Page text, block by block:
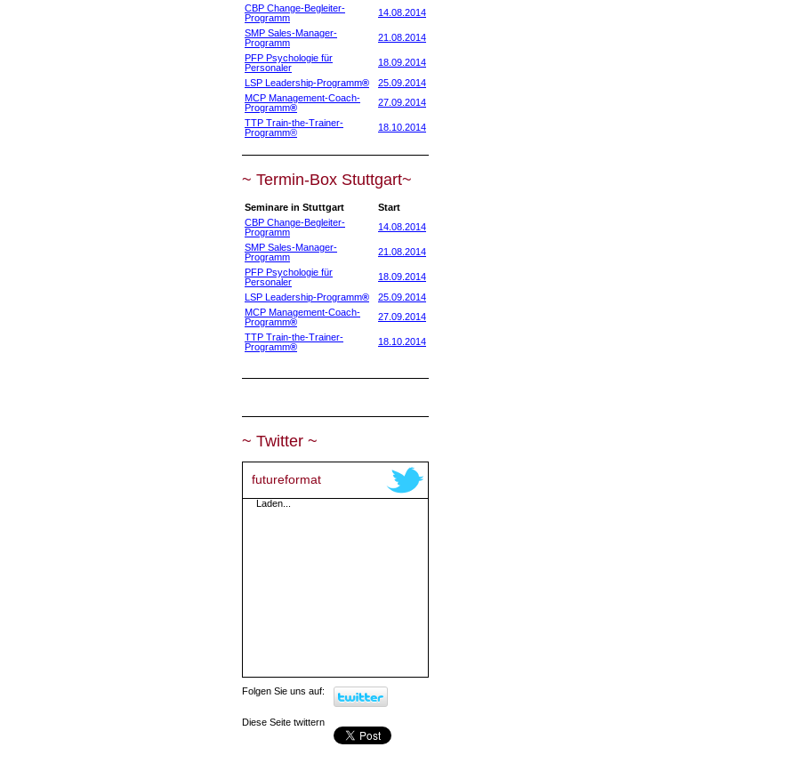
CBP Change-Begleiter-
Programm
14.08.2014
SMP Sales-Manager-
Programm
21.08.2014
PFP Psychologie für
Personaler
18.09.2014
LSP Leadership-Programm®
25.09.2014
MCP Management-Coach-
Programm®
27.09.2014
TTP Train-the-Trainer-
Programm® 18.10.2014
~ Termin-Box Stuttgart~
Seminare in Stuttgart
Start
CBP Change-Begleiter-
Programm
14.08.2014
SMP Sales-Manager-
Programm
21.08.2014
PFP Psychologie für
Personaler
18.09.2014
LSP Leadership-Programm®
25.09.2014
MCP Management-Coach-
Programm®
27.09.2014
TTP Train-the-Trainer-
Programm® 18.10.2014
~ Twitter ~
futureformat
Laden...
Folgen Sie uns auf:
Diese Seite twittern